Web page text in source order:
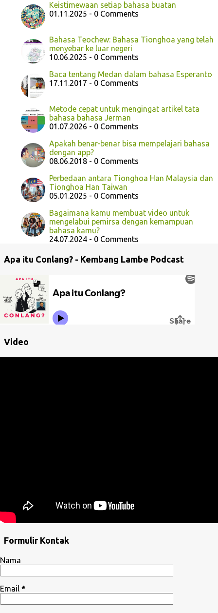
Keistimewaan setiap bahasa buatan
01.11.2025 - 0 Comments
Bahasa Teochew: Bahasa Tionghoa yang telah
menyebar ke luar negeri
10.06.2025 - 0 Comments
Baca tentang Medan dalam bahasa Esperanto
17.11.2017 - 0 Comments
Metode cepat untuk mengingat artikel tata
bahasa bahasa Jerman
01.07.2026 - 0 Comments
Apakah benar-benar bisa mempelajari bahasa
dengan app?
08.06.2018 - 0 Comments
Perbedaan antara Tionghoa Han Malaysia dan
Tionghoa Han Taiwan
05.01.2025 - 0 Comments
Bagaimana kamu membuat video untuk
mengelabui pemirsa dengan kemampuan
bahasa kamu?
24.07.2024 - 0 Comments
Apa itu Conlang? - Kembang Lambe Podcast
Video
Formulir Kontak
Nama
Email *